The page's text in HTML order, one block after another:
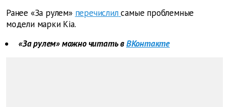
Ранее «За рулем» перечислил самые проблемные
модели марки Kia.
«За рулем» можно читать вВКонтакте